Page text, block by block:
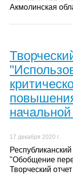
Акмолинская
17 декабря 2020 г.
"Обобщение
Творческий